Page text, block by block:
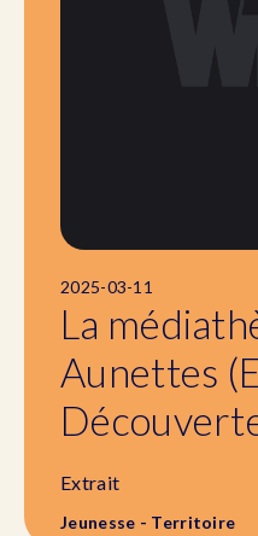
2025-03-11
La
Aunettes
Extrait
Jeunesse - Territoire